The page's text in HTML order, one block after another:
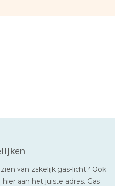
van zakelijk gas-licht? Ook
aan het juiste adres. Gas